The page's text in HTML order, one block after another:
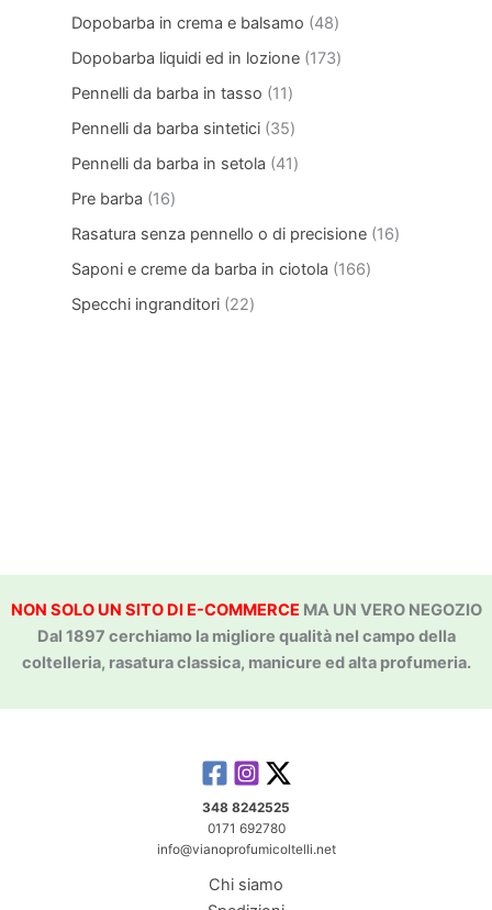
Dopobarba in crema e balsamo
48
Dopobarba liquidi ed in lozione 173
Pennelli da barba in tasso
11
Pennelli da barba sintetici 35
Pennelli da barba in setola
41
Pre barba
16
Rasatura senza pennello o di precisione 16
Saponi e creme da barba in ciotola
166
Specchi ingranditori 22
NON SOLO UN SITO DI E-COMMERCE MA UN VERO NEGOZIO
Dal 1897 cerchiamo la migliore qualità nel campo della
coltelleria, rasatura classica, manicure ed alta profumeria.
348 8242525
0171 692780
info@vianoprofumicoltelli.net
Chi siamo